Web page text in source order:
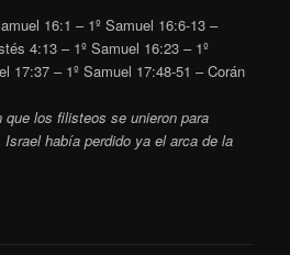
16:1 – 1º Samuel 16:6-13 –
4:13 – 1º Samuel 16:23 – 1º
17:37 – 1º Samuel 17:48-51 – Corán
que los filisteos se unieron para
había perdido ya el arca de la